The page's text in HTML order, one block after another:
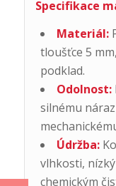
Specifikace
Materiál:
tloušťce 5
podklad.
Odolnost:
silnému
Údržba:
vlhkosti,
chemickým